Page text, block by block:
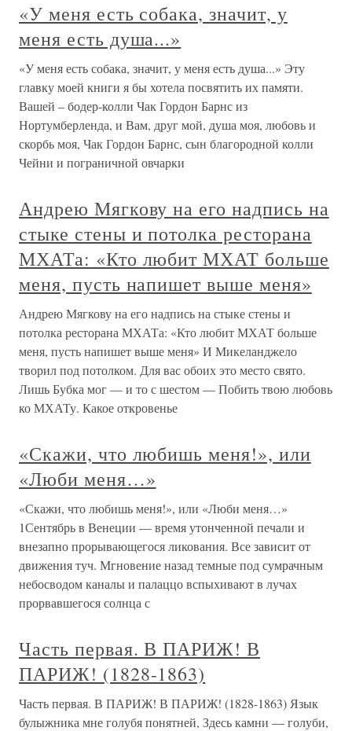
«У меня есть собака, значит, у
меня есть душа...»
«У меня есть собака, значит, у меня есть душа...» Эту
главку моей книги я бы хотела посвятить их памяти.
Вашей – бодер-колли Чак Гордон Барнс из
Нортумберленда, и Вам, друг мой, душа моя, любовь и
скорбь моя, Чак Гордон Барнс, сын благородной колли
Чейни и пограничной овчарки
Андрею Мягкову на его надпись на
стыке стены и потолка ресторана
МХАТа: «Кто любит МХАТ больше
меня, пусть напишет выше меня»
Андрею Мягкову на его надпись на стыке стены и
потолка ресторана МХАТа: «Кто любит МХАТ больше
меня, пусть напишет выше меня» И Микеланджело
творил под потолком. Для вас обоих это место свято.
Лишь Бубка мог — и то с шестом — Побить твою любовь
ко МХАТу. Какое откровенье
«Скажи, что любишь меня!», или
«Люби меня…»
«Скажи, что любишь меня!», или «Люби меня…»
1Сентябрь в Венеции — время утонченной печали и
внезапно прорывающегося ликования. Все зависит от
движения туч. Мгновение назад темные под сумрачным
небосводом каналы и палаццо вспыхивают в лучах
прорвавшегося солнца с
Часть первая. В ПАРИЖ! В
ПАРИЖ! (1828-1863)
Часть первая. В ПАРИЖ! В ПАРИЖ! (1828-1863) Язык
булыжника мне голубя понятней, Здесь камни — голуби,